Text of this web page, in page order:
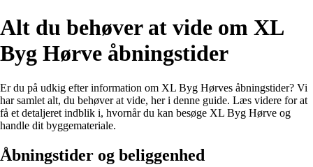
Alt du behøver at vide om XL
Byg Hørve åbningstider
Er du på udkig efter information om XL Byg Hørves åbningstider? Vi
har samlet alt, du behøver at vide, her i denne guide. Læs videre for at
få et detaljeret indblik i, hvornår du kan besøge XL Byg Hørve og
handle dit byggemateriale.
Åbningstider og beliggenhed